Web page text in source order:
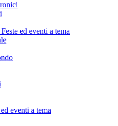
ed eventi a tema
eventi a tema